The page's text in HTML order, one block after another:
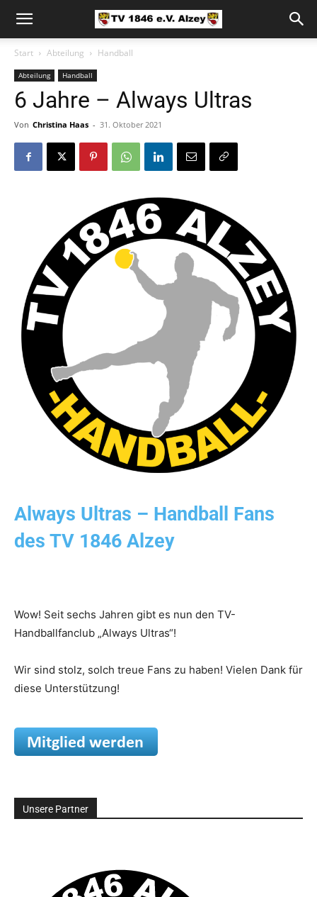
Start Abteilung Handball
Abteilung Handball
6 Jahre – Always Ultras
Von Christina Haas - 31. Oktober 2021
Always Ultras – Handball Fans
des TV 1846 Alzey
Wow! Seit sechs Jahren gibt es nun den TV-
Handballfanclub „Always Ultras“!
Wir sind stolz, solch treue Fans zu haben! Vielen Dank für
diese Unterstützung!
Unsere Partner